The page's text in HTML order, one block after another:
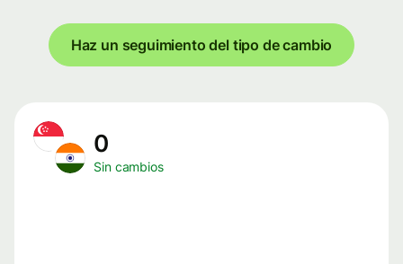
Haz un seguimiento del tipo de cambio
0
Sin cambios